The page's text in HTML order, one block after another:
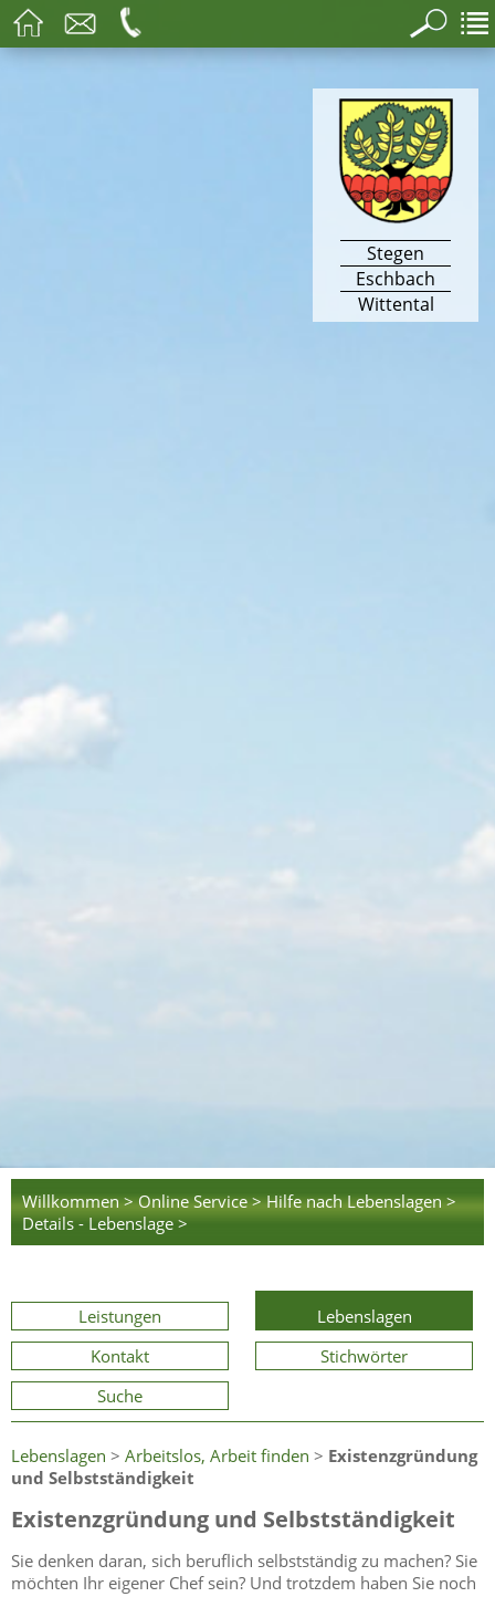
Stegen
Eschbach
Wittental
Willkommen > Online Service > Hilfe nach Lebenslagen >
Details - Lebenslage >
Leistungen
Lebenslagen
Kontakt
Stichwörter
Suche
Lebenslagen > Arbeitslos, Arbeit finden > Existenzgründung
und Selbstständigkeit
Existenzgründung und Selbstständigkeit
Sie denken daran, sich beruflich selbstständig zu machen? Sie
möchten Ihr eigener Chef sein? Und trotzdem haben Sie noch